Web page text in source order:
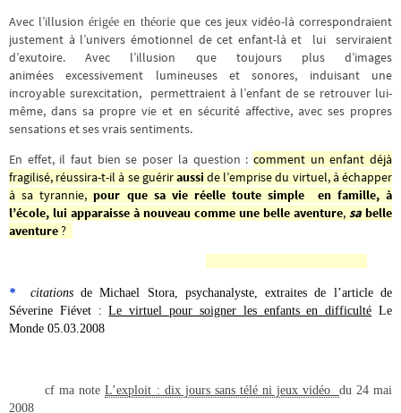
Avec l’illusion érigée en théorie que ces jeux vidéo-là correspondraient
justement à l’univers émotionnel de cet enfant-là et lui serviraient
d’exutoire. Avec l’illusion que toujours plus d’images
animées excessivement lumineuses et sonores, induisant une
incroyable surexcitation, permettraient à l’enfant dese retrouver lui-
même, dans sa propre vieet en sécurité affective, avec ses propres
sensations et ses vrais sentiments.
En effet, il faut bien se poser la question : comment un enfant déjà
fragilisé, réussira-t-il à se guérirausside l’emprise du virtuel, à échapper
à sa tyrannie,pour que sa vie réelle toute simple en famille, à
l’école, lui apparaisse à nouveau comme une belle aventure, sa belle
aventure?
* citations de Michael Stora, psychanalyste, extraites de l’article de
Séverine Fiévet :Le virtuel pour soigner les enfants en difficulté Le
Monde 05.03.2008
cf ma noteL’exploit : dix jours sans télé ni jeux vidéo
du 24 mai
2008